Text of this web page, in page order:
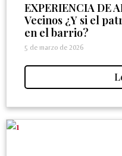
EXPERIENCIA DE
Vecinos ¿Y si el
en el barrio?
5 de marzo de 2026